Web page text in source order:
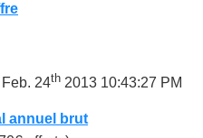
24th 2013 10:43:27 PM
annuel brut